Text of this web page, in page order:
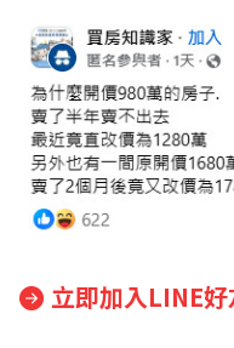
立即加入LINE